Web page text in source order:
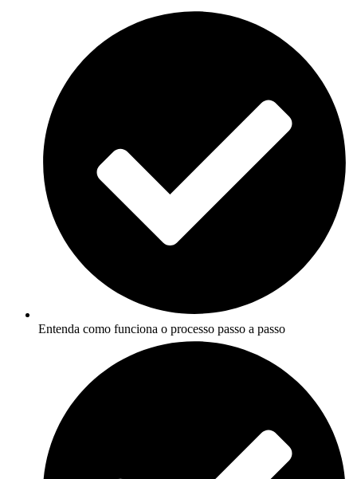
Entenda como funciona o processo passo a passo